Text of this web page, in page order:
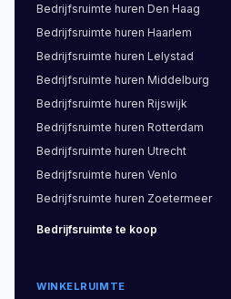
Bedrijfsruimte huren Den Haag
Bedrijfsruimte huren Haarlem
Bedrijfsruimte huren Lelystad
Bedrijfsruimte huren Middelburg
Bedrijfsruimte huren Rijswijk
Bedrijfsruimte huren Rotterdam
Bedrijfsruimte huren Utrecht
Bedrijfsruimte huren Venlo
Bedrijfsruimte huren Zoetermeer
Bedrijfsruimte te koop
WINKELRUIMTE